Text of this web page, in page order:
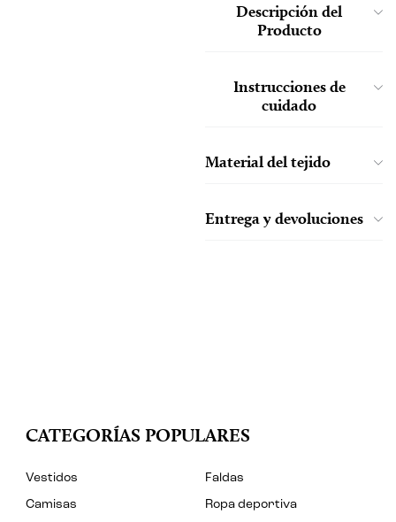
Descripción del
Producto
Instrucciones de
cuidado
Material del tejido
Entrega y devoluciones
CATEGORÍAS POPULARES
Vestidos
Faldas
Camisas
Ropa deportiva